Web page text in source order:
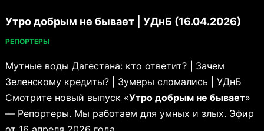
Утро добрым не бывает | УДнБ (16.04.2026)
РЕПОРТЕРЫ
Мутные воды Дагестана: кто ответит? | Зачем
Зеленскому кредиты? | Зумеры сломались | УДнБ
Смотрите новый выпуск «Утро добрым не бывает»
— Репортеры. Мы работаем для умных и злых. Эфир